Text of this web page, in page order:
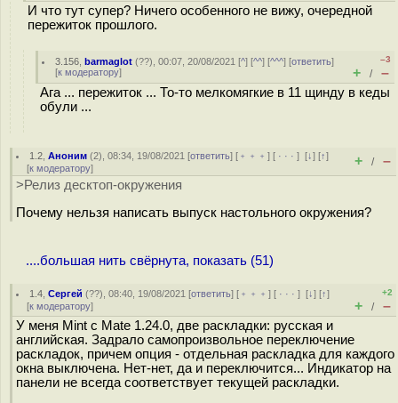
И что тут супер? Ничего особенного не вижу, очередной
пережиток прошлого.
3.156 ,barmaglot (??), 00:07, 20/08/2021 [^] [^^] [^^^] [ответить]
[к модератору]
–3
+ / –
Ага ... пережиток ... То-то мелкомягкие в 11 щинду в кеды
обули ...
1.2 ,Аноним (2), 08:34, 19/08/2021 [ответить] [ ﹢﹢﹢] [ · · ·][↓] [↑]
[к модератору] + / –
>Релиз десктоп-окружения
Почему нельзя написать выпуск настольного окружения?
....большая нить свёрнута, показать (51)
1.4 ,Сергей (??), 08:40, 19/08/2021 [ответить] [ ﹢﹢﹢] [ · · ·][↓] [↑]
[к модератору]
+2
+ / –
У меня Mint с Mate 1.24.0, две раскладки: русская и
английская. Задрало самопроизвольное переключение
раскладок, причем опция - отдельная раскладка для каждого
окна выключена. Нет-нет, да и переключится... Индикатор на
панели не всегда соответствует текущей раскладки.